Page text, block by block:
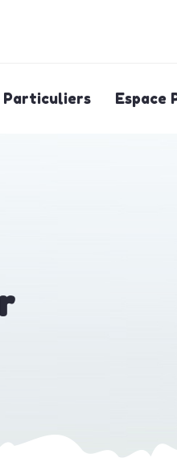
Particuliers Espace